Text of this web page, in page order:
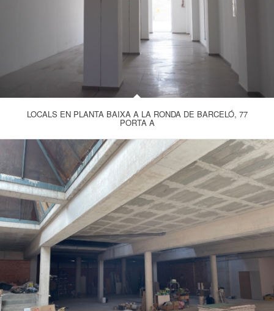
LOCALS EN PLANTA BAIXA A LA RONDA DE BARCELÓ, 77
PORTA A